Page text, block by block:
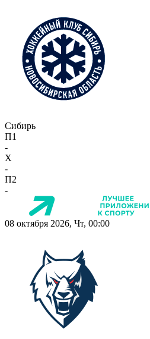
Сибирь
П1
-
X
-
П2
-
08 октября 2026, Чт, 00:00